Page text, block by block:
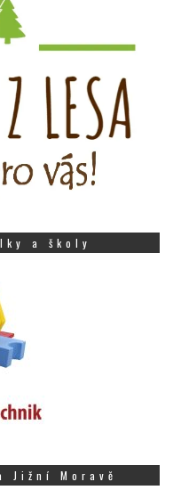
a školy
Jižní Moravě